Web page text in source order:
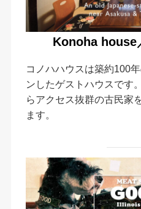
Konoha house
コノハハウスは築約100
ンしたゲストハウスです
らアクセス抜群の古民家
ます。